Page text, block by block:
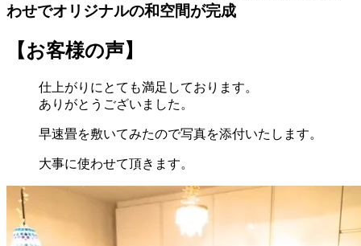
わせでオリジナルの和空間が完成
【お客様の声】
仕上がりにとても満足しております。
ありがとうございました。
早速畳を敷いてみたので写真を添付いたします。
大事に使わせて頂きます。